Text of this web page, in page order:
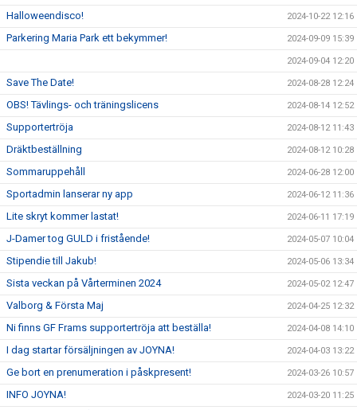
Halloweendisco! 2024-10-22 12:16
Parkering Maria Park ett bekymmer! 2024-09-09 15:39
2024-09-04 12:20
Save The Date! 2024-08-28 12:24
OBS! Tävlings- och träningslicens 2024-08-14 12:52
Supportertröja 2024-08-12 11:43
Dräktbeställning 2024-08-12 10:28
Sommaruppehåll 2024-06-28 12:00
Sportadmin lanserar ny app 2024-06-12 11:36
Lite skryt kommer lastat! 2024-06-11 17:19
J-Damer tog GULD i fristående! 2024-05-07 10:04
Stipendie till Jakub! 2024-05-06 13:34
Sista veckan på Vårterminen 2024 2024-05-02 12:47
Valborg & Första Maj 2024-04-25 12:32
Ni finns GF Frams supportertröja att beställa! 2024-04-08 14:10
I dag startar försäljningen av JOYNA! 2024-04-03 13:22
Ge bort en prenumeration i påskpresent! 2024-03-26 10:57
INFO JOYNA! 2024-03-20 11:25